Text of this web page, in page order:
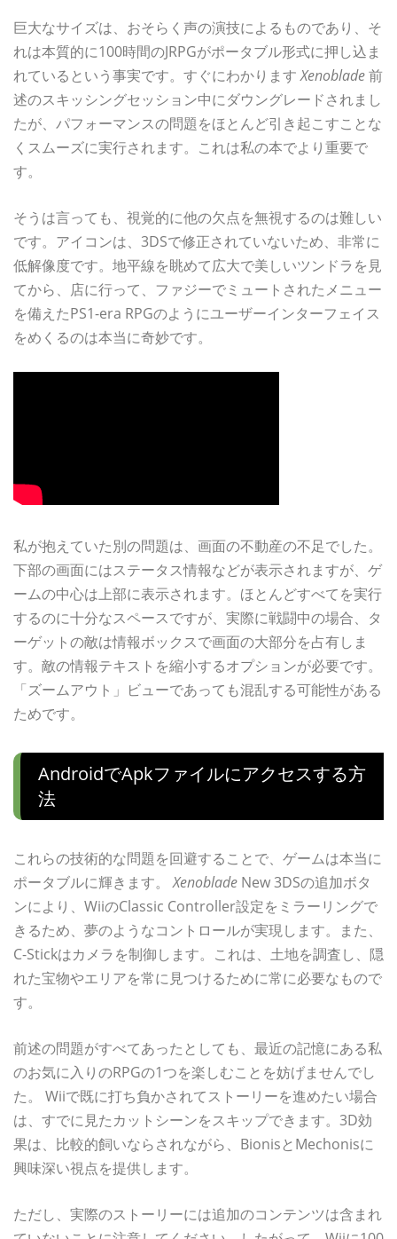
巨大なサイズは、おそらく声の演技によるものであり、そ
れは本質的に100時間のJRPGがポータブル形式に押し込ま
れているという事実です。すぐにわかりますXenoblade前
述のスキッシン​​グセッション中にダウングレードされまし
たが、パフォーマンスの問題をほとんど引き起こすことな
くスムーズに実行されます。これは私の本でより重要で
す。
そうは言っても、視覚的に他の欠点を無視するのは難しい
です。アイコンは、3DSで修正されていないため、非常に
低解像度です。地平線を眺めて広大で美しいツンドラを見
てから、店に行って、ファジーでミュートされたメニュー
を備えたPS1-era RPGのようにユーザーインターフェイス
をめくるのは本当に奇妙です。
私が抱えていた別の問題は、画面の不動産の不足でした。
下部の画面にはステータス情報などが表示されますが、ゲ
ームの中心は上部に表示されます。ほとんどすべてを実行
するのに十分なスペースですが、実際に戦闘中の場合、タ
ーゲットの敵は情報ボックスで画面の大部分を占有しま
す。敵の情報テキストを縮小するオプションが必要です。
「ズームアウト」ビューであっても混乱する可能性がある
ためです。
Androidでapkファイルにアクセスする方
法
これらの技術的な問題を回避することで、ゲームは本当に
ポータブルに輝きます。Xenoblade New 3DSの追加ボタ
ンにより、WiiのClassic Controller設定をミラーリングで
きるため、夢のようなコントロールが実現します。また、
C-Stickはカメラを制御します。これは、土地を調査し、隠
れた宝物やエリアを常に見つけるために常に必要なもので
す。
前述の問題がすべてあったとしても、最近の記憶にある私
のお気に入りのRPGの1つを楽しむことを妨げませんでし
た。 Wiiで既に打ち負かされてストーリーを進めたい場合
は、すでに見たカットシーンをスキップできます。3D効
果は、比較的飼いならされながら、BionisとMechonisに
興味深い視点を提供します。
ただし、実際のストーリーには追加のコンテンツは含まれ